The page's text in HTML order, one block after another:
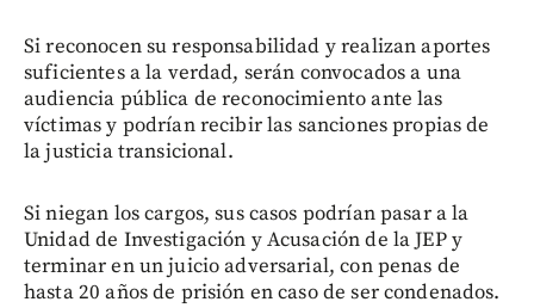
Si reconocen su responsabilidad y realizan aportes
suficientes a la verdad, serán convocados a una
audiencia pública de reconocimiento ante las
víctimas y podrían recibir las sanciones propias de
la justicia transicional.
Si niegan los cargos, sus casos podrían pasar a la
Unidad de Investigación y Acusación de la JEP y
terminar en un juicio adversarial, con penas de
hasta 20 años de prisión en caso de ser condenados.